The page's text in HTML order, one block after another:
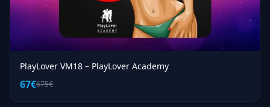
PlayLover VM18 – PlayLover Academy
67€675€